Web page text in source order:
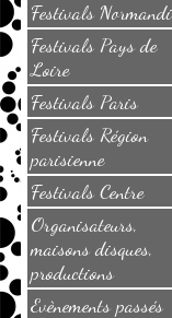
Festivals
Festivals Pays de
Loire
Festivals Paris
Festivals Région
parisienne
Festivals Centre
Organisateurs,
maisons disques,
productions
Evènements passés